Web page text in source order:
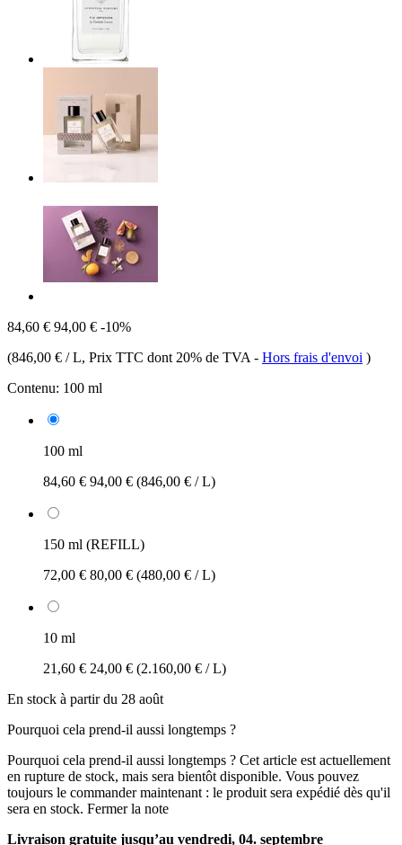
84,60 € 94,00 € -10%
(846,00 € / L, Prix TTC dont 20% de TVA - Hors frais d'envoi )
Contenu: 100 ml
100 ml
84,60 € 94,00 € (846,00 € / L)
150 ml (REFILL)
72,00 € 80,00 € (480,00 € / L)
10 ml
21,60 € 24,00 € (2.160,00 € / L)
En stock à partir du 28 août
Pourquoi cela prend-il aussi longtemps ?
Pourquoi cela prend-il aussi longtemps ? Cet article est actuellement
en rupture de stock, mais sera bientôt disponible. Vous pouvez
toujours le commander maintenant : le produit sera expédié dès qu'il
sera en stock. Fermer la note
Livraison gratuite jusqu’au vendredi, 04. septembre